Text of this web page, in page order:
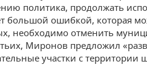
политика, продолжать
большой ошибкой, которая
необходимо отменить
Миронов предложил
участки с территории